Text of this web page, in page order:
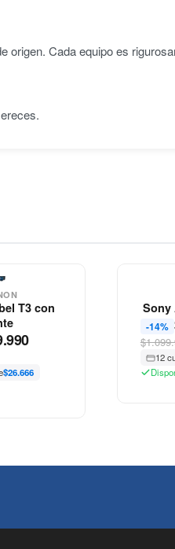
origen. Cada equipo es
T3 con
$26.666
Sony
-14%
12